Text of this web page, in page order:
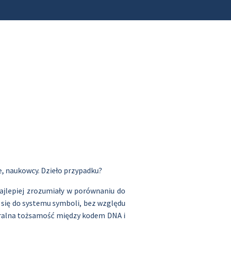
Dzieło przypadku?
zrozumiały w porównaniu do
do systemu symboli, bez względu
tożsamość między kodem DNA i